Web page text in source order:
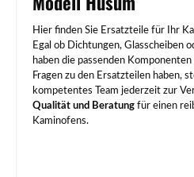
Hier finden Sie Ersatzteile für Ihr
Egal ob Dichtungen, Glasscheiben
haben die passenden
Fragen zu den Ersatzteilen haben,
kompetentes Team jederzeit zur
Qualität und Beratung für einen
Kaminofens.